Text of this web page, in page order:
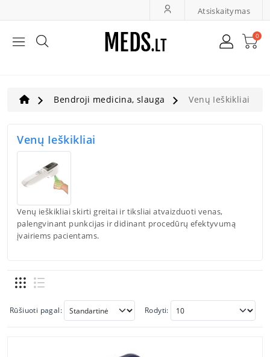
Atsiskaitymas
0
Bendroji Medicina, Slauga
Ultragarsas, Dopleriai
Bendroji medicina, slauga Venų Ieškikliai
Venų Ieškikliai
Venų ieškikliai skirti greitai ir tiksliai atvaizduoti venas,
palengvinant punkcijas ir didinant procedūrų efektyvumą
įvairiems pacientams.
Rūšiuoti pagal: Rodyti: